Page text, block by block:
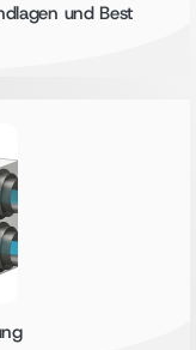
und Best